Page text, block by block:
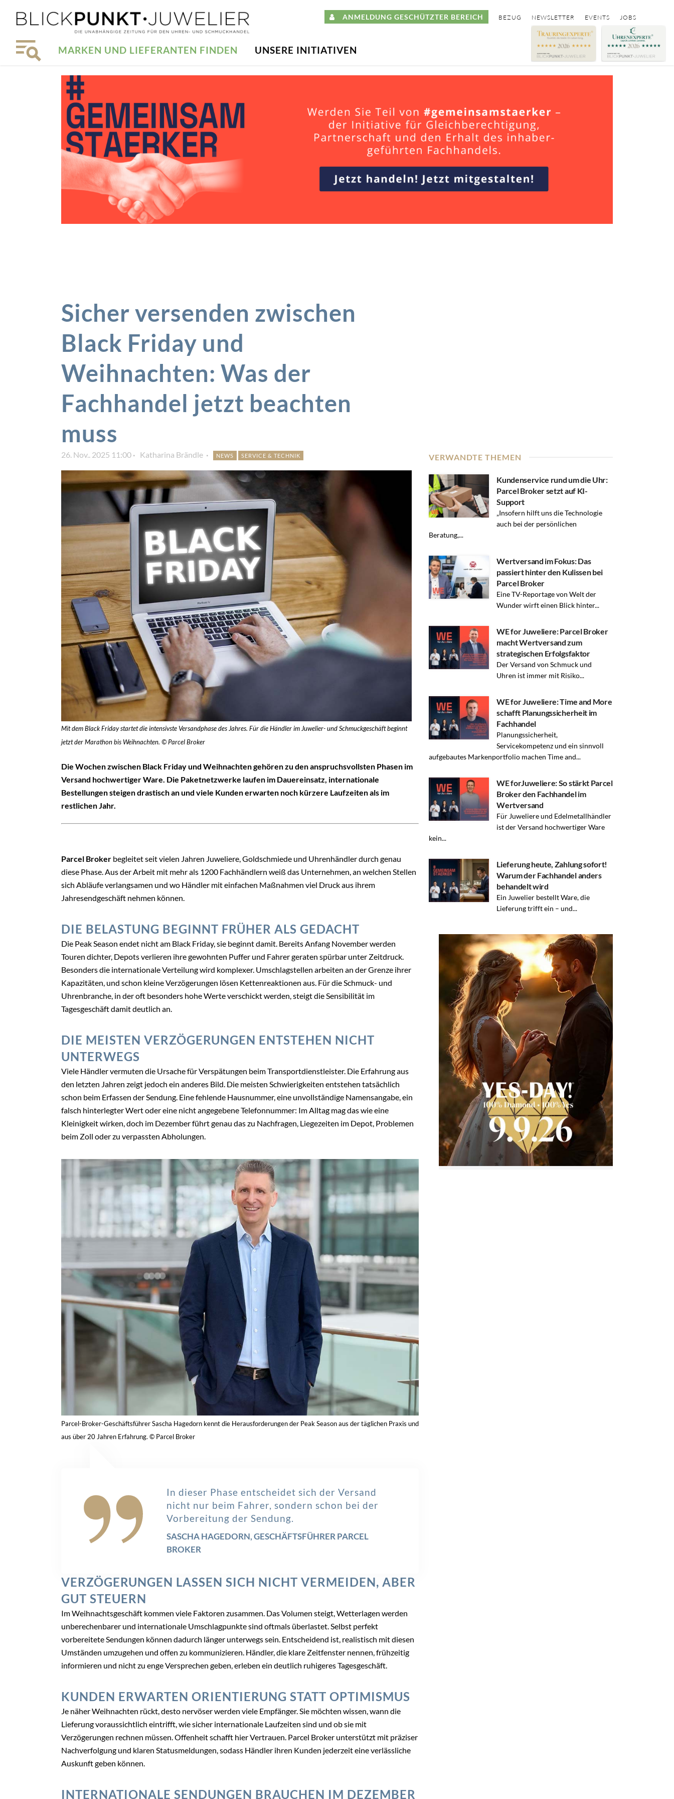
ANMELDUNG GESCHÜTZTER BEREICH BEZUG NEWSLETTER EVENTS JOBS
MARKEN UND LIEFERANTEN FINDEN UNSERE INITIATIVEN
Sicher versenden zwischen
Black Friday und
Weihnachten: Was der
Fachhandel jetzt beachten
muss
26. Nov.. 2025 11:00 Katharina Brändle NEWS SERVICE & TECHNIK
Mit dem Black Friday startet die intensivste Versandphase des Jahres. Für die Händler im Juwelier- und Schmuckgeschäft beginnt
jetzt der Marathon bis Weihnachten. © Parcel Broker
Die Wochen zwischen Black Friday und Weihnachten gehören zu den anspruchsvollsten Phasen im
Versand hochwertiger Ware. Die Paketnetzwerke laufen im Dauereinsatz, internationale
Bestellungen steigen drastisch an und viele Kunden erwarten noch kürzere Laufzeiten als im
restlichen Jahr.
Parcel Broker begleitet seit vielen Jahren Juweliere, Goldschmiede und Uhrenhändler durch genau
diese Phase. Aus der Arbeit mit mehr als 1200 Fachhändlern weiß das Unternehmen, an welchen Stellen
sich Abläufe verlangsamen und wo Händler mit einfachen Maßnahmen viel Druck aus ihrem
Jahresendgeschäft nehmen können.
DIE BELASTUNG BEGINNT FRÜHER ALS GEDACHT
Die Peak Season endet nicht am Black Friday, sie beginnt damit. Bereits Anfang November werden
Touren dichter, Depots verlieren ihre gewohnten Puffer und Fahrer geraten spürbar unter Zeitdruck.
Besonders die internationale Verteilung wird komplexer. Umschlagstellen arbeiten an der Grenze ihrer
Kapazitäten, und schon kleine Verzögerungen lösen Kettenreaktionen aus. Für die Schmuck- und
Uhrenbranche, in der oft besonders hohe Werte verschickt werden, steigt die Sensibilität im
Tagesgeschäft damit deutlich an.
DIE MEISTEN VERZÖGERUNGEN ENTSTEHEN NICHT
UNTERWEGS
Viele Händler vermuten die Ursache für Verspätungen beim Transportdienstleister. Die Erfahrung aus
den letzten Jahren zeigt jedoch ein anderes Bild. Die meisten Schwierigkeiten entstehen tatsächlich
schon beim Erfassen der Sendung. Eine fehlende Hausnummer, eine unvollständige Namensangabe, ein
falsch hinterlegter Wert oder eine nicht angegebene Telefonnummer: Im Alltag mag das wie eine
Kleinigkeit wirken, doch im Dezember führt genau das zu Nachfragen, Liegezeiten im Depot, Problemen
beim Zoll oder zu verpassten Abholungen.
Parcel-Broker-Geschäftsführer Sascha Hagedorn kennt die Herausforderungen der Peak Season aus der täglichen Praxis und
aus über 20 Jahren Erfahrung. © Parcel Broker
In dieser Phase entscheidet sich der Versand
nicht nur beim Fahrer, sondern schon bei der
Vorbereitung der Sendung.
SASCHA HAGEDORN, GESCHÄFTSFÜHRER PARCEL
BROKER
VERZÖGERUNGEN LASSEN SICH NICHT VERMEIDEN, ABER
GUT STEUERN
Im Weihnachtsgeschäft kommen viele Faktoren zusammen. Das Volumen steigt, Wetterlagen werden
unberechenbarer und internationale Umschlagpunkte sind oftmals überlastet. Selbst perfekt
vorbereitete Sendungen können dadurch länger unterwegs sein. Entscheidend ist, realistisch mit diesen
Umständen umzugehen und offen zu kommunizieren. Händler, die klare Zeitfenster nennen, frühzeitig
informieren und nicht zu enge Versprechen geben, erleben ein deutlich ruhigeres Tagesgeschäft.
KUNDEN ERWARTEN ORIENTIERUNG STATT OPTIMISMUS
Je näher Weihnachten rückt, desto nervöser werden viele Empfänger. Sie möchten wissen, wann die
Lieferung voraussichtlich eintrifft, wie sicher internationale Laufzeiten sind und ob sie mit
Verzögerungen rechnen müssen. Offenheit schafft hier Vertrauen. Parcel Broker unterstützt mit präziser
Nachverfolgung und klaren Statusmeldungen, sodass Händler ihren Kunden jederzeit eine verlässliche
Auskunft geben können.
INTERNATIONALE SENDUNGEN BRAUCHEN IM DEZEMBER
VERWANDTE THEMEN
Kundenservice rund um die Uhr:
Parcel Broker setzt auf KI-
Support
„Insofern hilft uns die Technologie
auch bei der persönlichen
Beratung,...
Wertversand im Fokus: Das
passiert hinter den Kulissen bei
Parcel Broker
Eine TV-Reportage von Welt der
Wunder wirft einen Blick hinter...
WE for Juweliere: Parcel Broker
macht Wertversand zum
strategischen Erfolgsfaktor
Der Versand von Schmuck und
Uhren ist immer mit Risiko...
WE for Juweliere: Time and More
schafft Planungssicherheit im
Fachhandel
Planungssicherheit,
Servicekompetenz und ein sinnvoll
aufgebautes Markenportfolio machen Time and...
WE forJuweliere: So stärkt Parcel
Broker den Fachhandel im
Wertversand
Für Juweliere und Edelmetallhändler
ist der Versand hochwertiger Ware
kein...
Lieferung heute, Zahlung sofort!
Warum der Fachhandel anders
behandelt wird
Ein Juwelier bestellt Ware, die
Lieferung trifft ein – und...